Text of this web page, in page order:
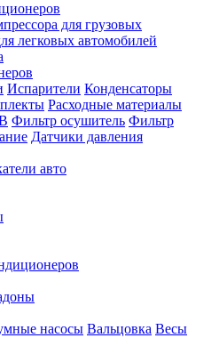
для грузовых
легковых автомобилей
Испарители Конденсаторы
Расходные материалы
Фильтр осушитель Фильтр
Датчики давления
авто
насосы Вальцовка Весы